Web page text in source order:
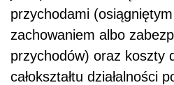
przychodami
zachowaniem albo
przychodów) oraz koszty
całokształtu działalności